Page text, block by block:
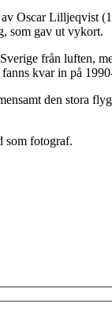
Oscar Lilljeqvist
som gav ut vykort.
från luften,
kvar in på
den stora
som fotograf.